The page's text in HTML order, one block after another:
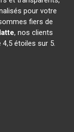
pour votre
fiers de
, nos clients
étoiles sur 5.